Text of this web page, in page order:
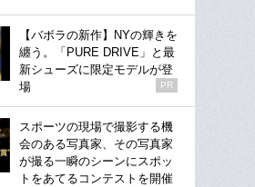
【バボラの新作】NYの輝きを
纏う。「PURE DRIVE」と最
新シューズに限定モデルが登
場
PR
スポーツの現場で撮影する機
会のある写真家、その写真家
が撮る一瞬のシーンにスポッ
トをあてるコンテストを開催